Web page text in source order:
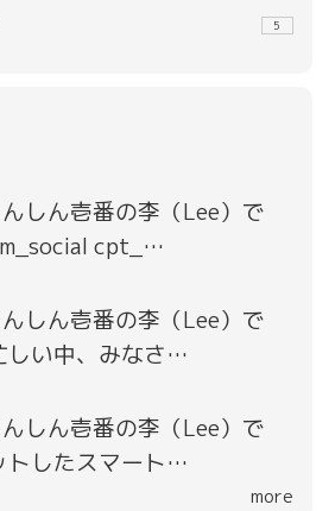
5
しん壱番の李（Lee）で
cpt_…
しん壱番の李（Lee）で
しい中、みなさ…
しん壱番の李（Lee）で
トしたスマート…
more